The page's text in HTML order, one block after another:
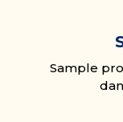
Sample